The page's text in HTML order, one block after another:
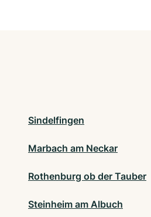
Sindelfingen
Marbach am Neckar
Rothenburg ob der Tauber
Steinheim am Albuch